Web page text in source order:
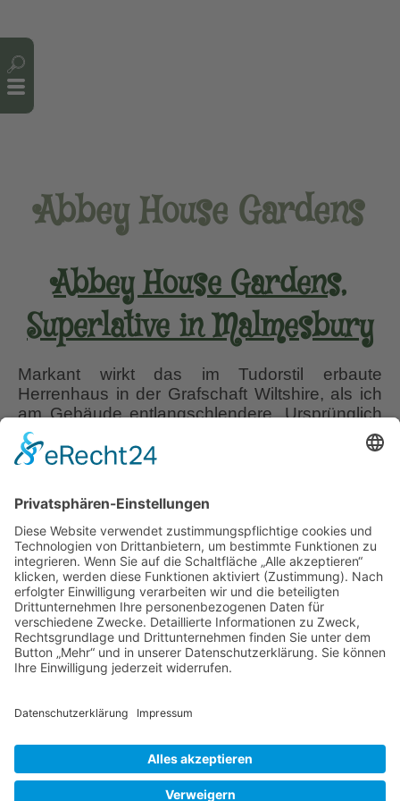
Abbey House Gardens
Abbey House Gardens,
Superlative in Malmesbury
Markant wirkt das im Tudorstil erbaute
Herrenhaus in der Grafschaft Wiltshire, als ich
am Gebäude entlangschlendere. Ursprünglich
gehörte das Gelände zur Malmesbury Abbey,
einem mittelalterlichen Benediktinerkloster, das
Stumpe erbaut, der zur Zeit Heinrichs VIII.
Wolle produzieren und vertreiben ließ. Stumpe
schenkte der…Abbey
House
Gardens,
Superlative
in
Malmesbury
Liebe Leser! Ihr könnt euch per E-Mail
informieren lassen, wenn neue Artikel auf
Wurzerlsgarten erscheinen.Folgt dafür einfach
diesem Link und gebt dort eure E-Mailadresse